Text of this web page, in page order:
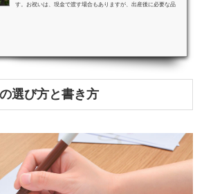
す。お祝いは、現金で渡す場合もありますが、出産後に必要な品
グギフトはあり？出産のお祝いは、職場の上司や同僚、親しい友
お母さんへのギフトを考えて素敵な...
選び方と書き方